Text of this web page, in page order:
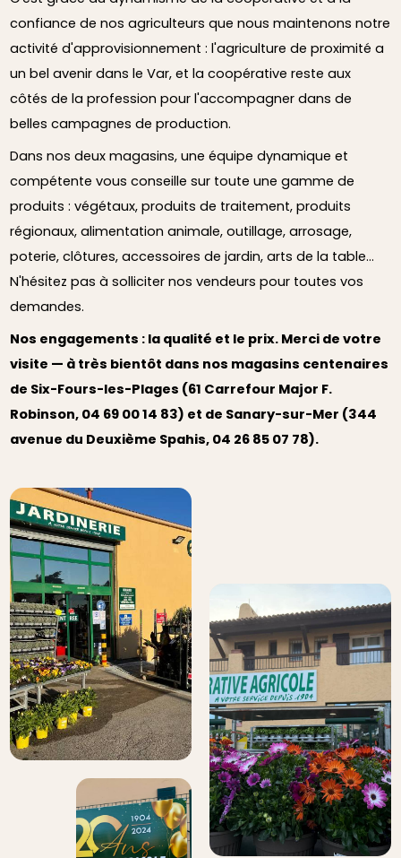
confiance de nos agriculteurs que nous maintenons notre
activité d'approvisionnement : l'agriculture de proximité a
un bel avenir dans le Var, et la coopérative reste aux
côtés de la profession pour l'accompagner dans de
belles campagnes de production.
Dans nos deux magasins, une équipe dynamique et
compétente vous conseille sur toute une gamme de
produits : végétaux, produits de traitement, produits
régionaux, alimentation animale, outillage, arrosage,
poterie, clôtures, accessoires de jardin, arts de la table…
N'hésitez pas à solliciter nos vendeurs pour toutes vos
demandes.
Nos engagements : la qualité et le prix. Merci de votre
visite — à très bientôt dans nos magasins centenaires
de Six-Fours-les-Plages (61 Carrefour Major F.
Robinson, 04 69 00 14 83) et de Sanary-sur-Mer (344
avenue du Deuxième Spahis, 04 26 85 07 78).